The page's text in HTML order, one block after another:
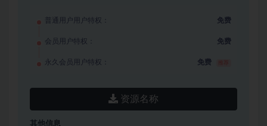
普通用户用户特权： 免费
会员用户特权： 免费
永久会员用户特权： 免费
资源名称
其他信息